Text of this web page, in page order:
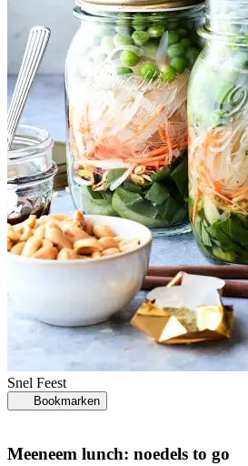
Snel Feest
Bookmarken
Meeneem lunch: noedels to go